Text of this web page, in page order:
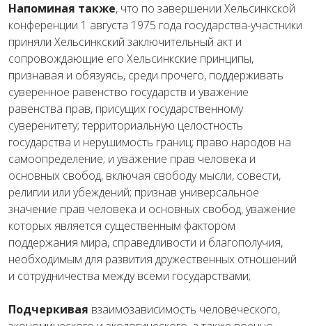
Напоминая также, что по завершении Хельсинкской
конференции 1 августа 1975 года государства-участники
приняли Хельсинкский заключительный акт и
сопровождающие его Хельсинкские принципы,
признавая и обязуясь, среди прочего, поддерживать
суверенное равенство государств и уважение
равенства прав, присущих государственному
суверенитету; территориальную целостность
государства и нерушимость границ; право народов на
самоопределение; и уважение прав человека и
основных свобод, включая свободу мысли, совести,
религии или убеждений; признав универсальное
значение прав человека и основных свобод,уважение
которых является существенным фактором
поддержания мира, справедливости и благополучия,
необходимым для развития дружественных отношений
и сотрудничества между всеми государствами;
Подчеркивая взаимозависимость человеческого,